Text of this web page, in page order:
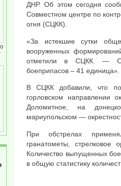
ДНР. Об этом сегодня
Совместном центре по
огня (СЦКК).
«За истекшие сутки
вооруженных
отметили в СЦКК. —
боеприпасов – 41 единица».
В СЦКК добавили, что
горловском направлении
Доломитное, на
мариупольском —
При обстрелах
гранатометы, стрелковое
Количество выпущенных
в общую статистику